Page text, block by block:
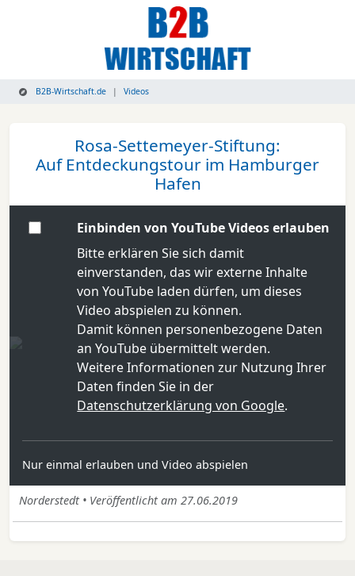
B2B-Wirtschaft.de Videos
Rosa-Settemeyer-Stiftung:
Auf Entdeckungstour im Hamburger
Hafen
Einbinden von YouTube Videos erlauben
Bitte erklären Sie sich damit
einverstanden, das wir externe Inhalte
von YouTube laden dürfen, um dieses
Video abspielen zu können.
Damit können personenbezogene Daten
an YouTube übermittelt werden.
Weitere Informationen zur Nutzung Ihrer
Daten finden Sie in der
Datenschutzerklärung von Google.
Nur einmal erlauben und Video abspielen
Norderstedt • Veröffentlicht am 27.06.2019